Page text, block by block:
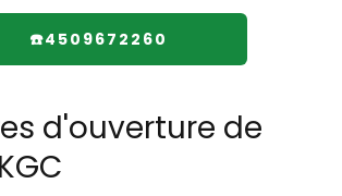
☎️4509672260
d'ouverture de